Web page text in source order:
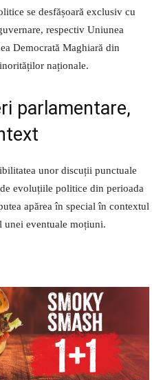
se desfășoară exclusiv cu
respectiv Uniunea
Democrată Maghiară din
naționale.
parlamentare,
unor discuții punctuale
evoluțiile politice din perioada
apărea în special în contextul
unei eventuale moțiuni.